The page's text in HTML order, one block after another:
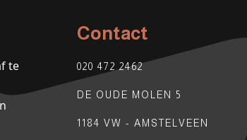
te
Contact
020 472 2462
DE OUDE MOLEN 5
1184 VW - AMSTELVEEN